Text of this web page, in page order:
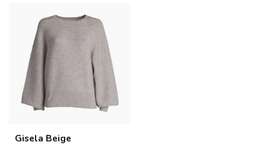
Gisela Beige